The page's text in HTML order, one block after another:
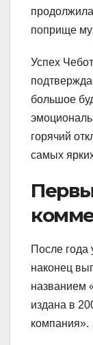
поприще
Успех
большое
горячий
самых
После года
наконец
названием
издана в
компания».